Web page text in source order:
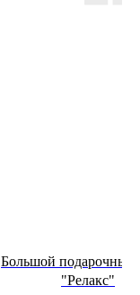
Большой подарочный
"Релакс"